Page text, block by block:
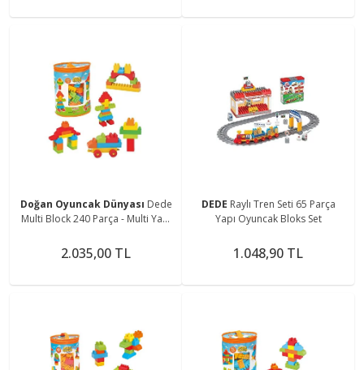
Doğan Oyuncak Dünyası Dede
Multi Block 240 Parça - Multi Yapı
2.035,00 TL
DEDE Raylı Tren Seti 65 Parça
Yapı Oyuncak Bloks Set
1.048,90 TL